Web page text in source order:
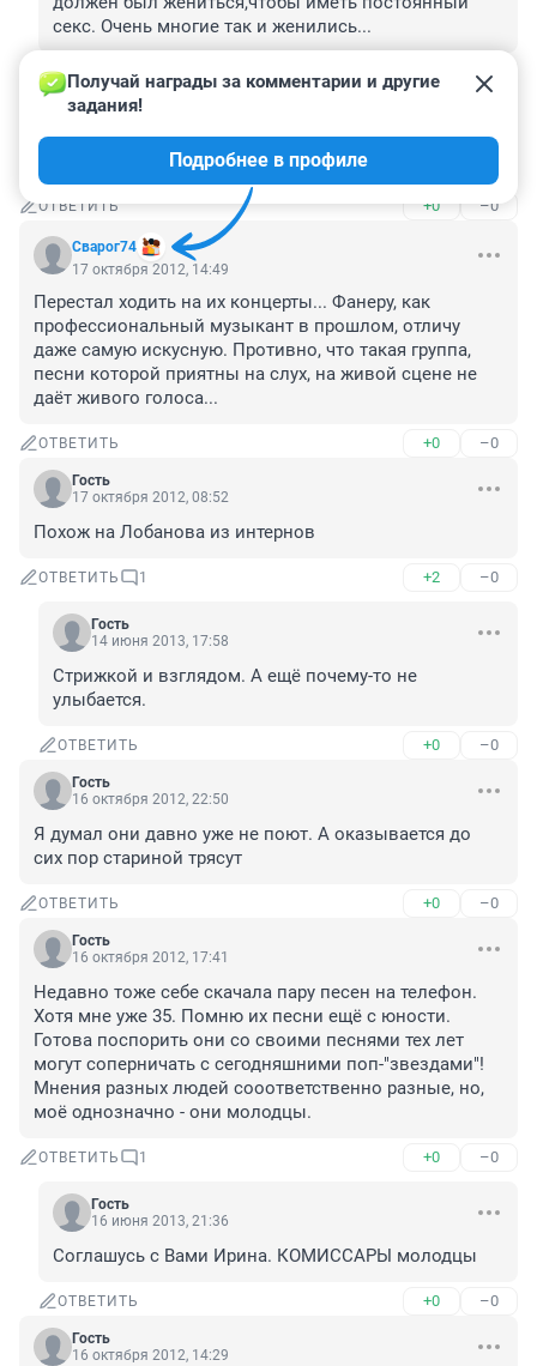
секс. Очень многие так и женились...
ОТВЕТИТЬ –0
Гость
ходим всей семьей на Immortal
ОТВЕТИТЬ +0 –0
Сварог74
Получай награды за комментарии и другие
задания!
Подробнее в профиле
17 октября 2012, 14:49
Перестал ходить на их концерты... Фанеру, как
профессиональный музыкант в прошлом, отличу
даже самую искусную. Противно, что такая группа,
песни которой приятны на слух, на живой сцене не
даёт живого голоса...
ОТВЕТИТЬ +0 –0
Гость
17 октября 2012, 08:52
Похож на Лобанова из интернов
ОТВЕТИТЬ 1 +2 –0
Гость
14 июня 2013, 17:58
Стрижкой и взглядом. А ещё почему-то не
улыбается.
ОТВЕТИТЬ +0 –0
Гость
16 октября 2012, 22:50
Я думал они давно уже не поют. А оказывается до
сих пор стариной трясут
ОТВЕТИТЬ +0 –0
Гость
16 октября 2012, 17:41
Недавно тоже себе скачала пару песен на телефон.
Хотя мне уже 35. Помню их песни ещё с юности.
Готова поспорить они со своими песнями тех лет
могут соперничать с сегодняшними поп-"звездами"!
Мнения разных людей сооответственно разные, но,
моё однозначно - они молодцы.
ОТВЕТИТЬ 1 +0 –0
Гость
16 июня 2013, 21:36
Соглашусь с Вами Ирина. КОМИССАРЫ молодцы
ОТВЕТИТЬ +0 –0
Гость
16 октября 2012, 14:29